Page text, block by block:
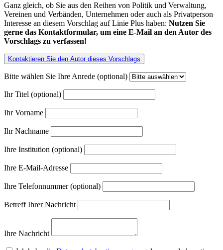
Ganz gleich, ob Sie aus den Reihen von Politik und Verwaltung,
Vereinen und Verbänden, Unternehmen oder auch als Privatperson
Interesse an diesem Vorschlag auf Linie Plus haben: Nutzen Sie
gerne das Kontaktformular, um eine E-Mail an den Autor des
Vorschlags zu verfassen!
Kontaktieren Sie den Autor dieses Vorschlags
Bitte wählen Sie Ihre Anrede (optional)
Ihr Titel (optional)
Ihr Vorname
Ihr Nachname
Ihre Institution (optional)
Ihre E-Mail-Adresse
Ihre Telefonnummer (optional)
Betreff Ihrer Nachricht
Ihre Nachricht